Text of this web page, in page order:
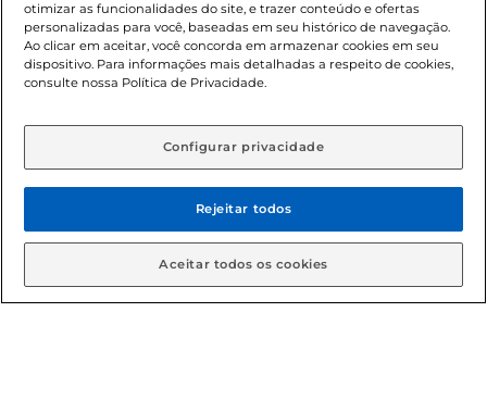
sofrer alterações sem prévia notificação. Proibida a venda
de bebidas alcoólicas para menores de 18 anos, conforme
Lei n.º 8069/90, art. 81, inciso II (Estatuto da Criança e do
Adolescente). Preços e condições exclusivos para o
aviso prévio. O valor mínimo para as compras on-line é de
© 2026 Copyright. Todos os direitos
reservados Gbarbosa.
otimizar as funcionalidades do site, e trazer conteúdo e ofertas
personalizadas para você, baseadas em seu histórico de navegação.
Ao clicar em aceitar, você concorda em armazenar cookies em seu
dispositivo. Para informações mais detalhadas a respeito de cookies,
consulte nossa Política de Privacidade.
Configurar privacidade
Rejeitar todos
Aceitar todos os cookies